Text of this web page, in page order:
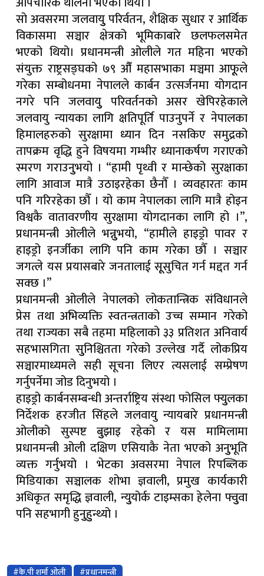
मानव बेचबिखन नयाँ स्वरूपमा फैलँदै, सामूहिक प्रयास अपरिहार्य :
नीति तथा कार्यक्रम शतप्रतिशत कार्यान्वयन गर्न कार्यवाहक प्रमुख
आज विश्व हेपाटाइटिस दिवस : जनचेतना, परीक्षण र उपचारमा पहुँच
नेप्सेमा ३३.२८ अंकको गिरावट, सबै उपसूचक ओरालो लाग्दा ६ अर्बभन्दा
सुनसरी गोलीकाण्ड छानबिन गर्न गृह मन्त्रालयद्वारा पाँच सदस्यीय
नारायणी अस्पताल घटनाः चिकित्सकमाथि आक्रमण आरोपमा एक
संघीय संसदका तीन समितिको आज बैठक, चिकित्सा शिक्षा ऐन
विश्वकप लिग–२: आज नेपाल र नामिबिया आमनेसामने, अघिल्लो हारको
सिमलतालमा पहिरो पन्छाइएपछि मुग्लिन–नारायणगढ सडक पुनः
हेटौँडामा रक्ताम्य अवस्थामा पुरुष मृत फेला, सँगै रहेकी महिला फरार
काठमाडौंको सुन्दरीजलबाट ३० किलो गाँजासहित दुई जना पक्राउ
अविरल वर्षाले देशभरका प्रमुख राजमार्ग प्रभावित, धेरै सडक पूर्ण रूपमा
डीआर कंगोमा इबोला महामारी भयावह, मृतक संख्या १,३०९ नाघ्यो
सरकारको मिडिया नीतिको विरोध गर्दै पत्रकारहरु माइतीघरमा प्रदर्शन
सगरमाथा आरोही महर्जनको संयोजकत्वमा पाटन क्याम्पसमा मानवशास्त्र
आज हरिशयनी एकादशी : घर–घरमा तुलसीको बिरुवा सारिँदै
निर्यात उद्योगका समस्या तत्काल सम्बोधन गर्न प्रधानमन्त्री शाहको निर्देशन
व्यवसायमैत्री कर नीतिका लागि उद्योग व्यवसायीको जोड
बडीमालिकामा तत्काल टेलिफोन र इन्टरनेट सेवा पुर्‍याउन सञ्चारमन्त्रीको
नेप्सेमा ७.९० अंकको सुधार, कारोबार ६ अर्ब २६ करोडमाथि
भदौ २३–२४ को घटनाबारे गम्भीर समीक्षा गर्न प्रचण्डको आग्रह, वाम
वीर पुर्खाको त्यागबाट नेपालीको शिर उँचो भएको राष्ट्रपतिको भनाइ,
सो अवसरमा जलवायुु परिर्वतन, शैक्षिक सुधार र आर्थिक
विकासमा सञ्चार क्षेत्रको भूमिकाबारे छलफलसमेत
भएको थियो। प्रधानमन्त्री ओलीले गत महिना भएको
संयुक्त राष्ट्रसङ्घको ७९ औँ महासभाका मञ्चमा आफूूले
गरेका सम्बोधनमा नेपालले कार्बन उत्सर्जनमा योगदान
नगरे पनि जलवायुु परिवर्तनको असर खेपिरहेकाले
जलवायु न्यायका लागि क्षतिपूर्ति पाउनुपर्ने र नेपालका
हिमालहरुको सुरक्षामा ध्यान दिन नसकिए समुद्रको
तापक्रम वृद्धि हुने विषयमा गम्भीर ध्यानाकर्षण गराएको
स्मरण गराउनुुभयो । “हामी पृथ्वी र मान्छेको सुरक्षाका
लागि आवाज मात्रै उठाइरहेका छैनौँ । व्यवहारतः काम
पनि गरिरहेका छौँ । यो काम नेपालका लागि मात्रै होइन
विश्वकै वातावरणीय सुरक्षामा योगदानका लागि हो ।’’,
प्रधानमन्त्री ओलीले भन्नुुभयो, “हामीले हाइड्रो पावर र
हाइड्रो इनर्जीका लागि पनि काम गरेका छौँ । सञ्चार
जगत्ले यस प्रयासबारे जनतालाई सूूसुचित गर्न मद्दत गर्न
सक्छ ।’’
प्रधानमन्त्री ओलीले नेपालको लोकतान्त्रिक संविधानले
प्रेस तथा अभिव्यक्ति स्वतन्त्रताको उच्च सम्मान गरेको
तथा राज्यका सबै तहमा महिलाको ३३ प्रतिशत अनिवार्य
सहभासगिता सुुनिश्चितता गरेको उल्लेख गर्दै लोकप्रिय
सञ्चारमाध्यमले सही सूचना लिएर त्यसलाई सम्प्रेषण
गर्नुपर्नेमा जोड दिनुभयो ।
हाइड्रो कार्बनसम्बन्धी अन्तर्राष्ट्रिय संस्था फोसिल फ्युुलका
निर्देशक हरजीत सिंहले जलवायु न्यायबारे प्रधानमन्त्री
ओलीको सुस्पष्ट बुुझाइ रहेको र यस मामिलामा
प्रधानमन्त्री ओली दक्षिण एसियाकै नेता भएको अनुुभूति
व्यक्त गर्नुभयो । भेटका अवसरमा नेपाल रिपब्लिक
मिडियाका सञ्चालक शोभा ज्ञवाली, प्रमुख कार्यकारी
अधिकृत समृद्धि ज्ञवाली, न्युुयोर्क टाइम्सका हेलेना फ्वुुवा
पनि सहभागी हुनुुहुुन्थ्यो ।
#के.पी शर्मा ओली #प्रधानमन्त्री